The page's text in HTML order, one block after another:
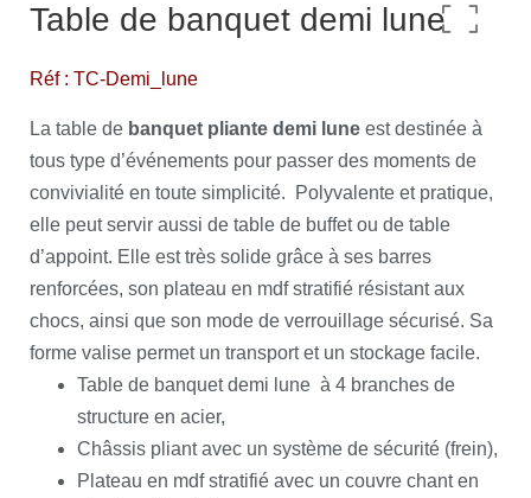
Table de banquet demi lune
Réf : TC-Demi_lune
La table de banquet pliante demi lune est destinée à
tous type d’événements pour passer des moments de
convivialité en toute simplicité. Polyvalente et pratique,
elle peut servir aussi de table de buffet ou de table
d’appoint. Elle est très solide grâce à ses barres
renforcées, son plateau en mdf stratifié résistant aux
chocs, ainsi que son mode de verrouillage sécurisé. Sa
forme valise permet un transport et un stockage facile.
Table de banquet demi lune à 4 branches de
structure en acier,
Châssis pliant avec un système de sécurité (frein),
Plateau en mdf stratifié avec un couvre chant en